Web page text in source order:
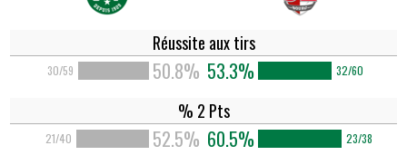
30/59 50.8%
Réussite aux tirs
53.3% 32/60
21/40 52.5%
% 2 Pts
60.5% 23/38